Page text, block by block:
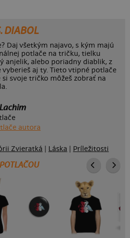
DIABOL
Daj všetkým najavo, s kým majú
potlače na tričku, tielku
anjelik, alebo poriadny diablik, z
aj ty. Tieto vtipné potlače
svoje tričko môžeš zobrať na
autora
Zvieratká Láska Príležitosti